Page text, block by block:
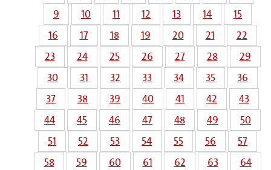
9
10 11 12 13 14
15
16
17 18 19 20 21
22
23
24 25 26 27 28
29
30
31 32 33 34 35
36
37
38 39 40 41 42
43
44
45 46 47 48 49
50
51
52 53 54 55 56
57
58
59 60 61 62 63
64